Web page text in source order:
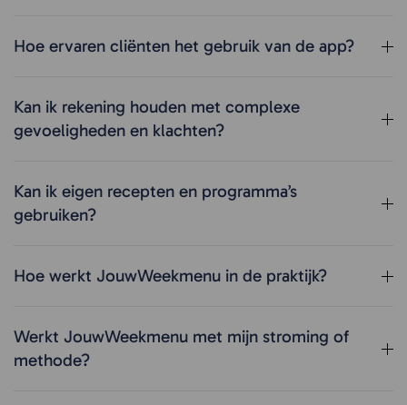
Hoe ervaren cliënten het gebruik van de app?
Kan ik rekening houden met complexe
gevoeligheden en klachten?
Kan ik eigen recepten en programma’s
gebruiken?
Hoe werkt JouwWeekmenu in de praktijk?
Werkt JouwWeekmenu met mijn stroming of
methode?